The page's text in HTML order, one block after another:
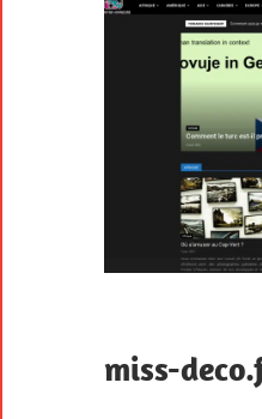
miss-